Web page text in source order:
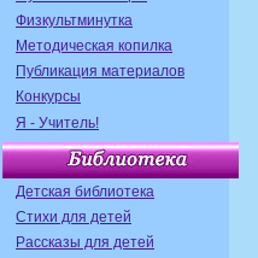
Физкультминутка
Методическая копилка
Публикация материалов
Конкурсы
Я - Учитель!
Детская библиотека
Стихи для детей
Рассказы для детей